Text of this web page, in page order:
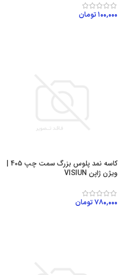
۱۰۰,۰۰۰تومان
کاسه نمد پلوس بزرگ سمت چپ 405 |
ویژن ژاپن VISIUN
۷۸۰,۰۰۰تومان